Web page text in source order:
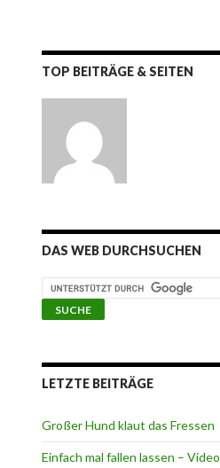
TOP BEITRÄGE & SEITEN
DAS WEB DURCHSUCHEN
LETZTE BEITRÄGE
Großer Hund klaut das Fressen
Einfach mal fallen lassen – Video